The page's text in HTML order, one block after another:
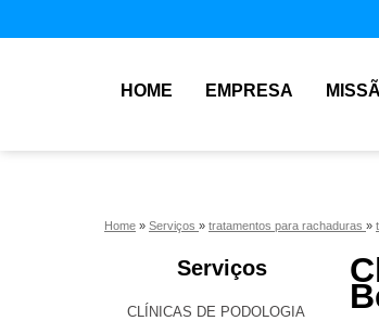
HOME EMPRESA
Home » Serviços » tratamentos para rachaduras »
Serviços
CLÍNICAS DE PODOLOGIA